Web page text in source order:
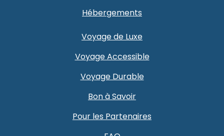
Hébergements
Voyage de Luxe
Voyage Accessible
Voyage Durable
Bon à Savoir
Pour les Partenaires